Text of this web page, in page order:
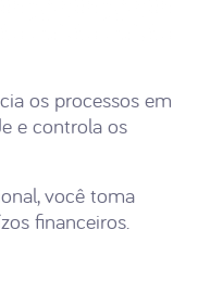
os processos em
e controla os
você toma
financeiros.